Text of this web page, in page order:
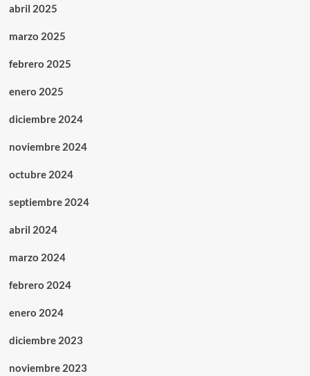
abril 2025
marzo 2025
febrero 2025
enero 2025
diciembre 2024
noviembre 2024
octubre 2024
septiembre 2024
abril 2024
marzo 2024
febrero 2024
enero 2024
diciembre 2023
noviembre 2023